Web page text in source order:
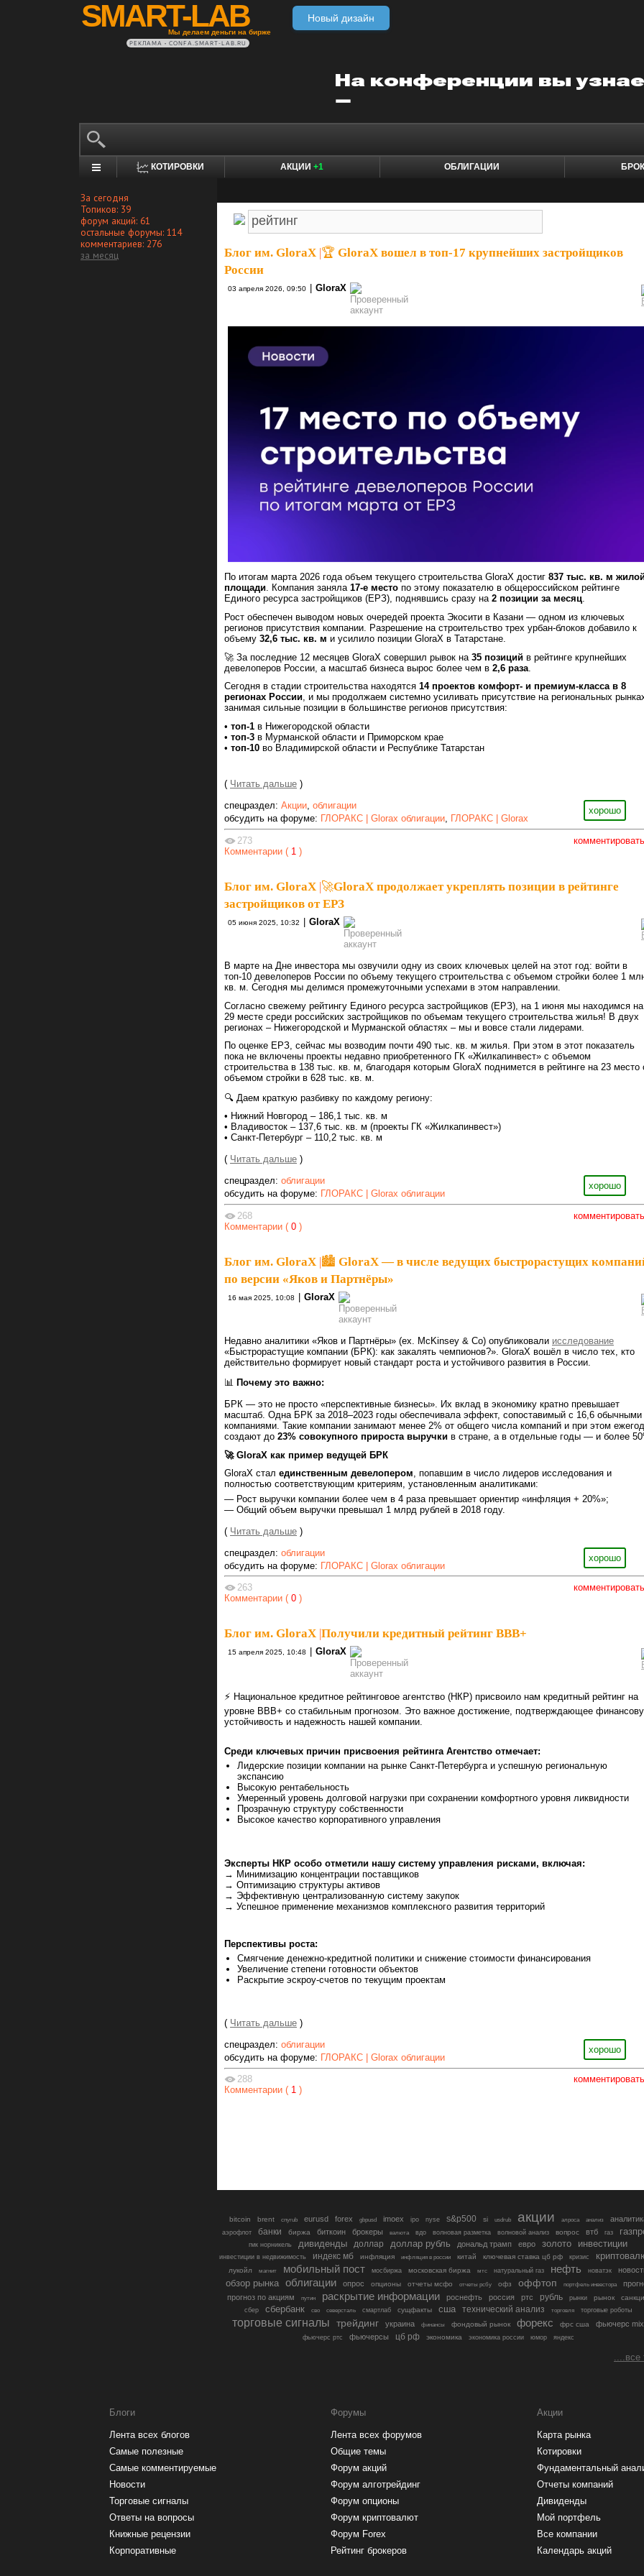
SMART-LAB
Мы делаем деньги на бирже
Новый дизайн
РЕКЛАМА • CONFA.SMART-LAB.RU
КОТИРОВКИ АКЦИИ +1 ОБЛИГАЦИИ
За сегодня
Топиков: 39
форум акций: 61
остальные форумы: 114
комментариев: 276
за месяц
Блог им. GloraX 🏆 GloraX вошел в топ-17 крупнейших застройщиков
России
03 апреля 2026, 09:50 GloraX
По итогам марта 2026 года объем текущего строительства GloraX достиг 837 тыс. кв. м
площади. Компания заняла 17-е место по этому показателю в общероссийском рейтинге
Единого ресурса застройщиков (ЕРЗ), поднявшись сразу на 2 позиции за месяц.
Рост обеспечен выводом новых очередей проекта Экосити в Казани — одном из ключевых
регионов присутствия компании. Разрешение на строительство трех урбан-блоков добавило к
объему 32,6 тыс. кв. м и усилило позиции GloraX в Татарстане.
🚀 За последние 12 месяцев GloraX совершил рывок на 35 позиций в рейтинге крупнейших
девелоперов России, а масштаб бизнеса вырос более чем в 2,6 раза
Сегодня в стадии строительства находятся 14 проектов комфорт- и премиум-класса в 8
регионах России, и мы продолжаем системно усиливать присутствие на региональных
занимая сильные позиции в большинстве регионов присутствия:
• топ-1 в Нижегородской области
• топ-3 в Мурманской области и Приморском крае
• топ-10 во Владимирской области и Республике Татарстан
( Читать дальше )
хорошо
спецраздел: Акции, облигации
обсудить на форуме: ГЛОРАКС | Glorax облигации, ГЛОРАКС | Glorax
комментировать
273
Комментарии ( 1 )
Блог им. GloraX |🚀GloraX продолжает укреплять позиции в рейтинге
застройщиков от ЕРЗ
05 июня 2025, 10:32 | GloraX
В марте на Дне инвестора мы озвучили одну из своих ключевых целей на этот год: войти в
топ-10 девелоперов России по объему текущего строительства с объемом стройки более 1
кв. м. Сегодня мы делимся промежуточными успехами в этом направлении.
Согласно свежему рейтингу Единого ресурса застройщиков (ЕРЗ), на 1 июня мы находимся на
29 месте среди российских застройщиков по объемам текущего строительства жилья! В двух
регионах – Нижегородской и Мурманской областях – мы и вовсе стали лидерами.
По оценке ЕРЗ, сейчас мы возводим почти 490 тыс. кв. м жилья. При этом в этот показатель
пока не включены проекты недавно приобретенного ГК «Жилкапинвест» с объемом
строительства в 138 тыс. кв. м, благодаря которым GloraX поднимется в рейтинге на 23 место
объемом стройки в 628 тыс. кв. м.
🔍 Даем краткую разбивку по каждому региону:
• Нижний Новгород – 186,1 тыс. кв. м
• Владивосток – 137,6 тыс. кв. м (проекты ГК «Жилкапинвест»)
• Санкт-Петербург – 110,2 тыс. кв. м
( Читать дальше )
хорошо
спецраздел: облигации
обсудить на форуме: ГЛОРАКС | Glorax облигации
комментировать
268
Комментарии ( 0 )
Блог им. GloraX |🏙 GloraX — в числе ведущих быстрорастущих
по версии «Яков и Партнёры»
16 мая 2025, 10:08 | GloraX
Недавно аналитики «Яков и Партнёры» (ex. McKinsey & Co) опубликовали исследование
«Быстрорастущие компании (БРК): как закалять чемпионов?». GloraX вошёл в число тех, кто
действительно формирует новый стандарт роста и устойчивого развития в России.
📊 Почему это важно:
БРК — это не просто «перспективные бизнесы». Их вклад в экономику кратно превышает
масштаб. Одна БРК за 2018–2023 годы обеспечивала эффект, сопоставимый с 16,6 обычными
компаниями. Такие компании занимают менее 2% от общего числа компаний и при этом
создают до 23% совокупного прироста выручки в стране, а в отдельные годы — и более
🚀 GloraX как пример ведущей БРК
GloraX стал единственным девелопером, попавшим в число лидеров исследования и
полностью соответствующим критериям, установленным аналитиками:
— Рост выручки компании более чем в 4 раза превышает ориентир «инфляция + 20%»;
— Общий объем выручки превышал 1 млрд рублей в 2018 году.
( Читать дальше )
хорошо
спецраздел: облигации
обсудить на форуме: ГЛОРАКС | Glorax облигации
комментировать
263
Комментарии ( 0 )
Блог им. GloraX |Получили кредитный рейтинг BBB+
15 апреля 2025, 10:48 GloraX
⚡️ Национальное кредитное рейтинговое агентство (НКР) присвоило нам кредитный рейтинг на
уровне BBB+ со стабильным прогнозом. Это важное достижение, подтверждающее
устойчивость и надежность нашей компании.
Среди ключевых причин присвоения рейтинга Агентство отмечает:
Лидерские позиции компании на рынке Санкт-Петербурга и успешную региональную
экспансию
Высокую рентабельность
Умеренный уровень долговой нагрузки при сохранении комфортного уровня ликвидности
Прозрачную структуру собственности
Высокое качество корпоративного управления
Эксперты НКР особо отметили нашу систему управления рисками, включая:
→ Минимизацию концентрации поставщиков
→ Оптимизацию структуры активов
→ Эффективную централизованную систему закупок
→ Успешное применение механизмов комплексного развития территорий
Перспективы роста:
Смягчение денежно-кредитной политики и снижение стоимости финансирования
Увеличение степени готовности объектов
Раскрытие эскроу-счетов по текущим проектам
( Читать дальше )
хорошо
спецраздел: облигации
обсудить на форуме: ГЛОРАКС | Glorax облигации
комментировать
288
Комментарии ( 1 )
bitcoin brent cnyrub eurusd forex gbpusd imoex ipo nyse s&p500 si usdrub акции алроса анализ
аэрофлот банки биржа биткоин брокеры валюта вдо волновая разметка волновой анализ вопрос втб газ
гмк норникель дивиденды доллар доллар рубль дональд трамп евро золото инвестиции
инвестиции в недвижимость индекс мб инфляция инфляция в россии китай ключевая ставка цб рф кризис
лукойл магнит мобильный пост мосбиржа московская биржа мтс натуральный газ нефть новатэк
обзор рынка облигации опрос опционы отчеты мсфо отчеты рсбу офз оффтоп портфель инвестора
прогноз по акциям
путин раскрытие информации роснефть россия ртс рубль рынки рынок
сбер сбербанк сво северсталь смартлаб сущфакты сша технический анализ торговля торговые роботы
торговые сигналы трейдинг украина финансы фондовый рынок форекс фрс сша фьючерс mix
фьючерс ртс фьючерсы цб рф экономика экономика россии юмор яндекс
....все
Блоги
Лента всех блогов
Самые полезные
Самые комментируемые
Новости
Торговые сигналы
Ответы на вопросы
Книжные рецензии
Корпоративные
Форумы
Лента всех форумов
Общие темы
Форум акций
Форум алготрейдинг
Форум опционы
Форум криптовалют
Форум Forex
Рейтинг брокеров
Акции
Карта рынка
Котировки
Фундаментальный
Отчеты компаний
Дивиденды
Мой портфель
Все компании
Календарь акций